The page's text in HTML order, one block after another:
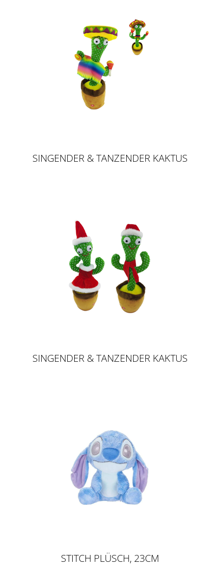
SINGENDER & TANZENDER KAKTUS
SINGENDER & TANZENDER KAKTUS
STITCH PLÜSCH, 23CM